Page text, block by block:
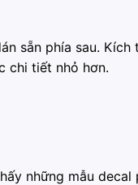
sẵn phía sau. Kích
chi tiết nhỏ hơn.
những mẫu decal